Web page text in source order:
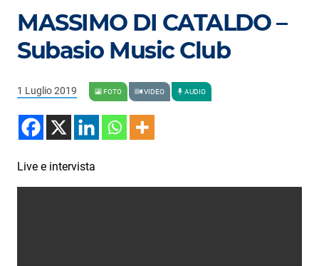
Conduttori
Repliche
3xTe
Interviste
Playlist
Novità
MASSIMO DI CATALDO –
Subasio Music Club
1 Luglio 2019 FOTO VIDEO AUDIO
Live e intervista